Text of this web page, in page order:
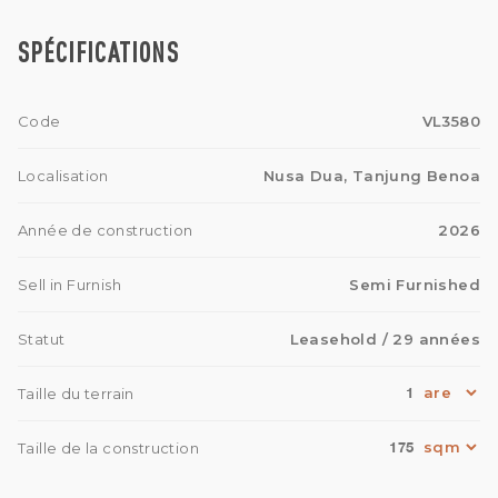
SPÉCIFICATIONS
Code VL3580
Localisation Nusa Dua, Tanjung Benoa
Année de construction 2026
Sell in Furnish Semi Furnished
Statut Leasehold / 29 années
Taille du terrain 1
Taille de la construction 175